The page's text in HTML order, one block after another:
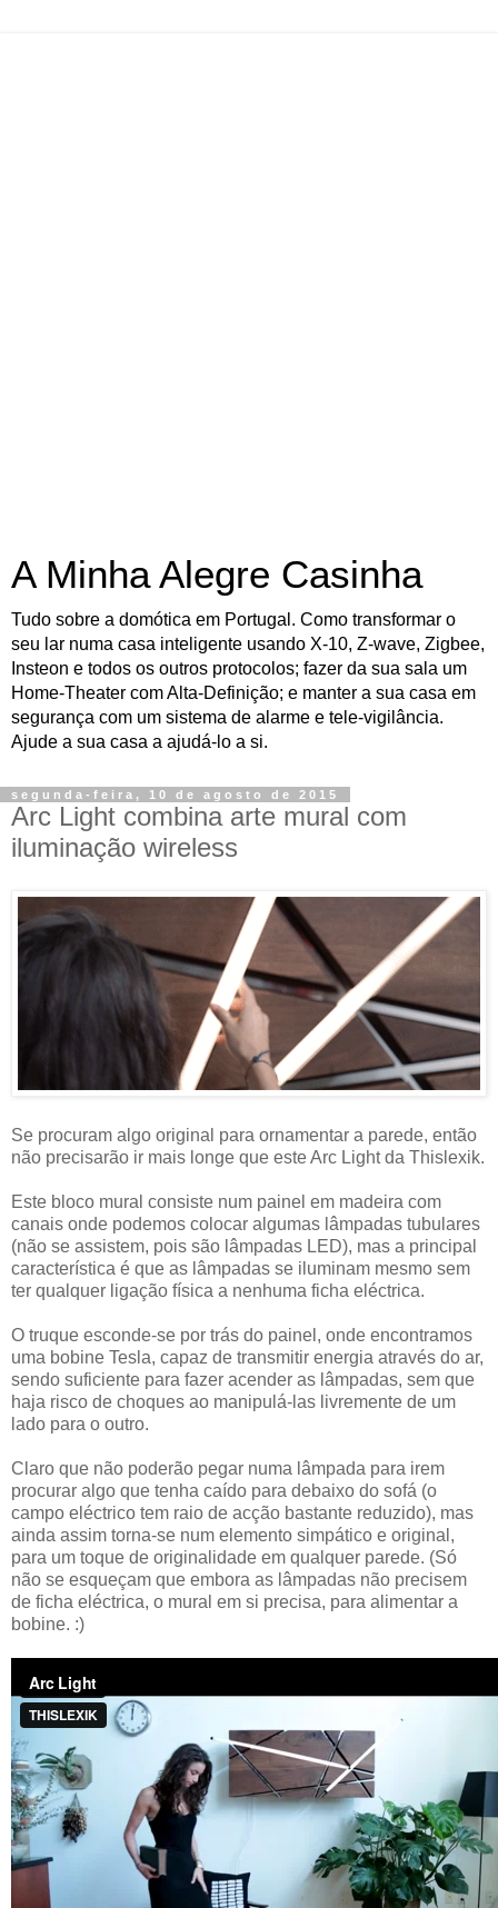
A Minha Alegre Casinha
Tudo sobre a domótica em Portugal. Como transformar o
seu lar numa casa inteligente usando X-10, Z-wave, Zigbee,
Insteon e todos os outros protocolos; fazer da sua sala um
Home-Theater com Alta-Definição; e manter a sua casa em
segurança com um sistema de alarme e tele-vigilância.
Ajude a sua casa a ajudá-lo a si.
segunda-feira, 10 de agosto de 2015
Arc Light combina arte mural com
iluminação wireless
Se procuram algo original para ornamentar a parede, então
não precisarão ir mais longe que este Arc Light da Thislexik.
Este bloco mural consiste num painel em madeira com
canais onde podemos colocar algumas lâmpadas tubulares
(não se assistem, pois são lâmpadas LED), mas a principal
característica é que as lâmpadas se iluminam mesmo sem
ter qualquer ligação física a nenhuma ficha eléctrica.
O truque esconde-se por trás do painel, onde encontramos
uma bobine Tesla, capaz de transmitir energia através do ar,
sendo suficiente para fazer acender as lâmpadas, sem que
haja risco de choques ao manipulá-las livremente de um
lado para o outro.
Claro que não poderão pegar numa lâmpada para irem
procurar algo que tenha caído para debaixo do sofá (o
campo eléctrico tem raio de acção bastante reduzido), mas
ainda assim torna-se num elemento simpático e original,
para um toque de originalidade em qualquer parede. (Só
não se esqueçam que embora as lâmpadas não precisem
de ficha eléctrica, o mural em si precisa, para alimentar a
bobine. :)